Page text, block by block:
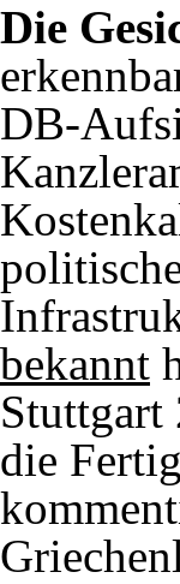
Die
DB-
bekannt
Stuttgart
die